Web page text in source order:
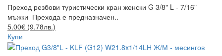
Преход резбови туристически кран женски G 3/8" L - 7/16"
мъжки Прехода е предназначен..
5.00€ (9.78лв.)
Купи